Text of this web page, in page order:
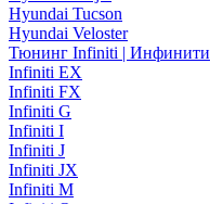
Hyundai Tucson
Hyundai Veloster
Тюнинг Infiniti | Инфинити
Infiniti EX
Infiniti FX
Infiniti G
Infiniti I
Infiniti J
Infiniti JX
Infiniti M